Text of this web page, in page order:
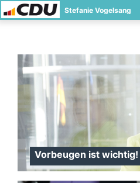
Stefanie Vogelsang
Vorbeugen ist wichtig!